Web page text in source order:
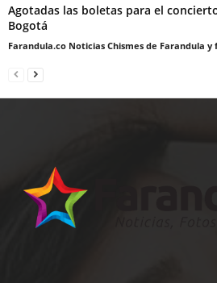
Agotadas las boletas para el
Bogotá
Farandula.co Noticias Chismes de Farandula y